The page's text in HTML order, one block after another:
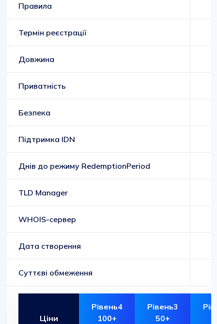
Правила
Термін реєстрації
Довжина
Приватність
Безпека
Підтримка IDN
Днів до режиму RedemptionPeriod
TLD Manager
WHOIS-сервер
Дата створення
Суттєві обмеження
Ціни
Рівень4
100+
Рівень3
50+